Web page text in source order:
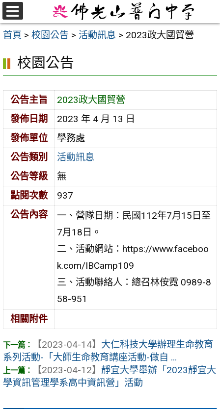
跳
至
主首頁 > 校園公告 > 活動訊息 > 2023政大國貿營
校園公告
公告主旨
2023政大國貿營
發佈日期
2023 年 4 月 13 日
發佈單位
學務處
公告類別
活動訊息
公告等級
無
點閱次數
937
公告內容
一、營隊日期：民國112年7月15日至
7月18日。
二、活動網站：https://www.faceboo
k.com/IBCamp109
三、活動聯絡人：總召林侒霓 0989-8
58-951
相關附件
【2023-04-14】 大仁科技大學辦理生命教育
系列活動-「大師生命教育講座活動-做自 ...
【2023-04-12】 靜宜大學舉辦「2023靜宜大
學資訊管理學系高中資訊營」活動
選
單